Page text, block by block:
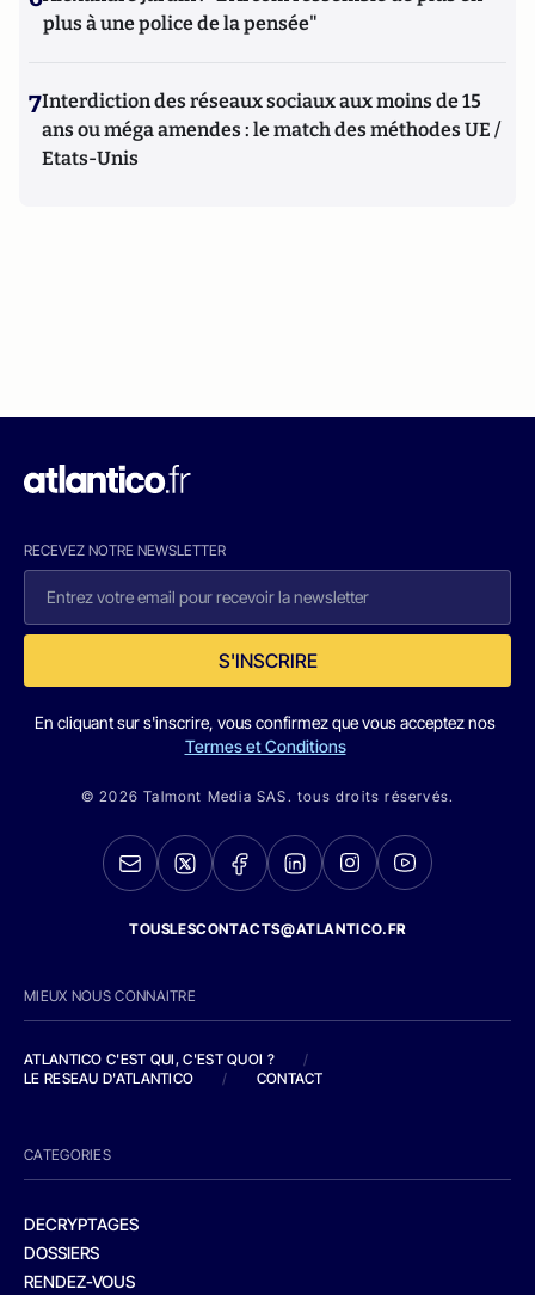
plus à une police de la pensée"
7Interdiction des réseaux sociaux aux moins de 15
ans ou méga amendes : le match des méthodes UE /
Etats-Unis
RECEVEZ NOTRE NEWSLETTER
S'INSCRIRE
En cliquant sur s'inscrire, vous confirmez que vous acceptez nos
Termes et Conditions
© 2026 Talmont Media SAS. tous droits réservés.
TOUSLESCONTACTS@ATLANTICO.FR
MIEUX NOUS CONNAITRE
ATLANTICO C'EST QUI, C'EST QUOI ?
/
LE RESEAU D'ATLANTICO
/ CONTACT
CATEGORIES
DECRYPTAGES
DOSSIERS
RENDEZ-VOUS